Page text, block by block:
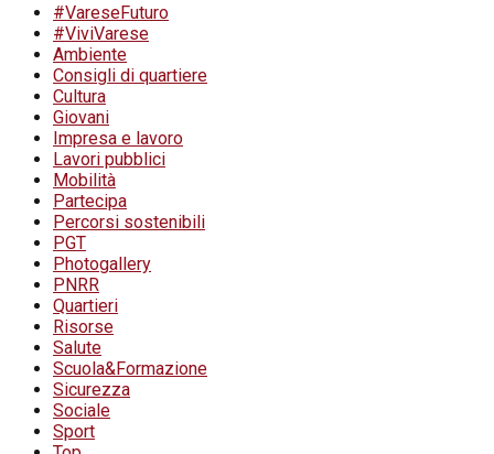
#VareseFuturo
#ViviVarese
Ambiente
Consigli di quartiere
Cultura
Giovani
Impresa e lavoro
Lavori pubblici
Mobilità
Partecipa
Percorsi sostenibili
PGT
Photogallery
PNRR
Quartieri
Risorse
Salute
Scuola&Formazione
Sicurezza
Sociale
Sport